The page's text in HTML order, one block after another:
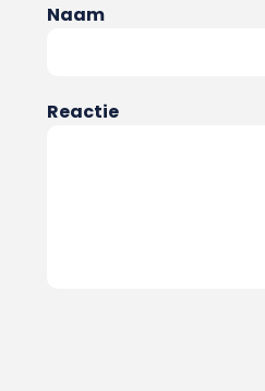
Naam
Reactie